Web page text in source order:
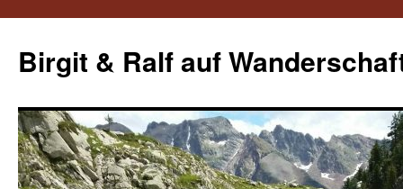
contenu
Birgit & Ralf auf